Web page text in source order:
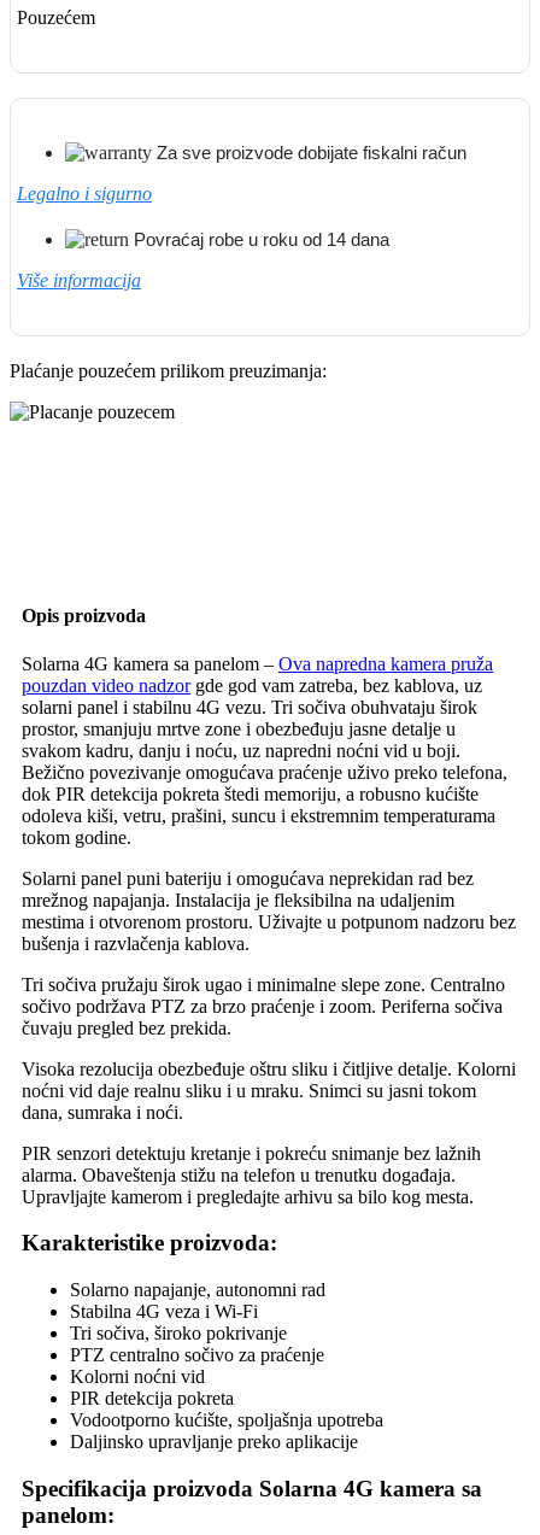
Pouzećem
Za sve proizvode dobijate fiskalni račun
Legalno i sigurno
Povraćaj robe u roku od 14 dana
Više informacija
Plaćanje pouzećem prilikom preuzimanja:
Opis proizvoda
Solarna 4G kamera sa panelom – Ova napredna kamera pruža
pouzdan video nadzorgde god vam zatreba, bez kablova, uz
solarni panel i stabilnu 4G vezu. Tri sočiva obuhvataju širok
prostor, smanjuju mrtve zone i obezbeđuju jasne detalje u
svakom kadru, danju i noću, uz napredni noćni vid u boji.
Bežično povezivanje omogućava praćenje uživo preko telefona,
dok PIR detekcija pokreta štedi memoriju, a robusno kućište
odoleva kiši, vetru, prašini, suncu i ekstremnim temperaturama
tokom godine.
Solarni panel puni bateriju i omogućava neprekidan rad bez
mrežnog napajanja. Instalacija je fleksibilna na udaljenim
mestima i otvorenom prostoru. Uživajte u potpunom nadzoru bez
bušenja i razvlačenja kablova.
Tri sočiva pružaju širok ugao i minimalne slepe zone. Centralno
sočivo podržava PTZ za brzo praćenje i zoom. Periferna sočiva
čuvaju pregled bez prekida.
Visoka rezolucija obezbeđuje oštru sliku i čitljive detalje. Kolorni
noćni vid daje realnu sliku i u mraku. Snimci su jasni tokom
dana, sumraka i noći.
PIR senzori detektuju kretanje i pokreću snimanje bez lažnih
alarma. Obaveštenja stižu na telefon u trenutku događaja.
Upravljajte kamerom i pregledajte arhivu sa bilo kog mesta.
Karakteristike proizvoda:
Solarno napajanje, autonomni rad
Stabilna 4G veza i Wi‑Fi
Tri sočiva, široko pokrivanje
PTZ centralno sočivo za praćenje
Kolorni noćni vid
PIR detekcija pokreta
Vodootporno kućište, spoljašnja upotreba
Daljinsko upravljanje preko aplikacije
Specifikacija proizvoda Solarna 4G kamera sa
panelom: